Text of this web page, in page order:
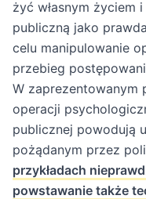
żyć własnym życiem
publiczną jako
celu manipulowanie
przebieg
W zaprezentowanym
operacji
publicznej powodują
pożądanym przez
przykładach
powstawanie także